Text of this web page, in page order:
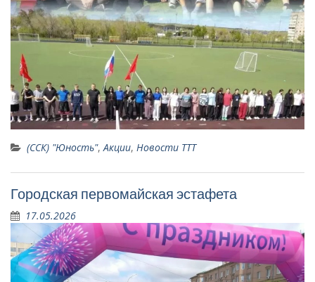
(ССК) "Юность", Акции, Новости ТТТ
Городская первомайская эстафета
17.05.2026